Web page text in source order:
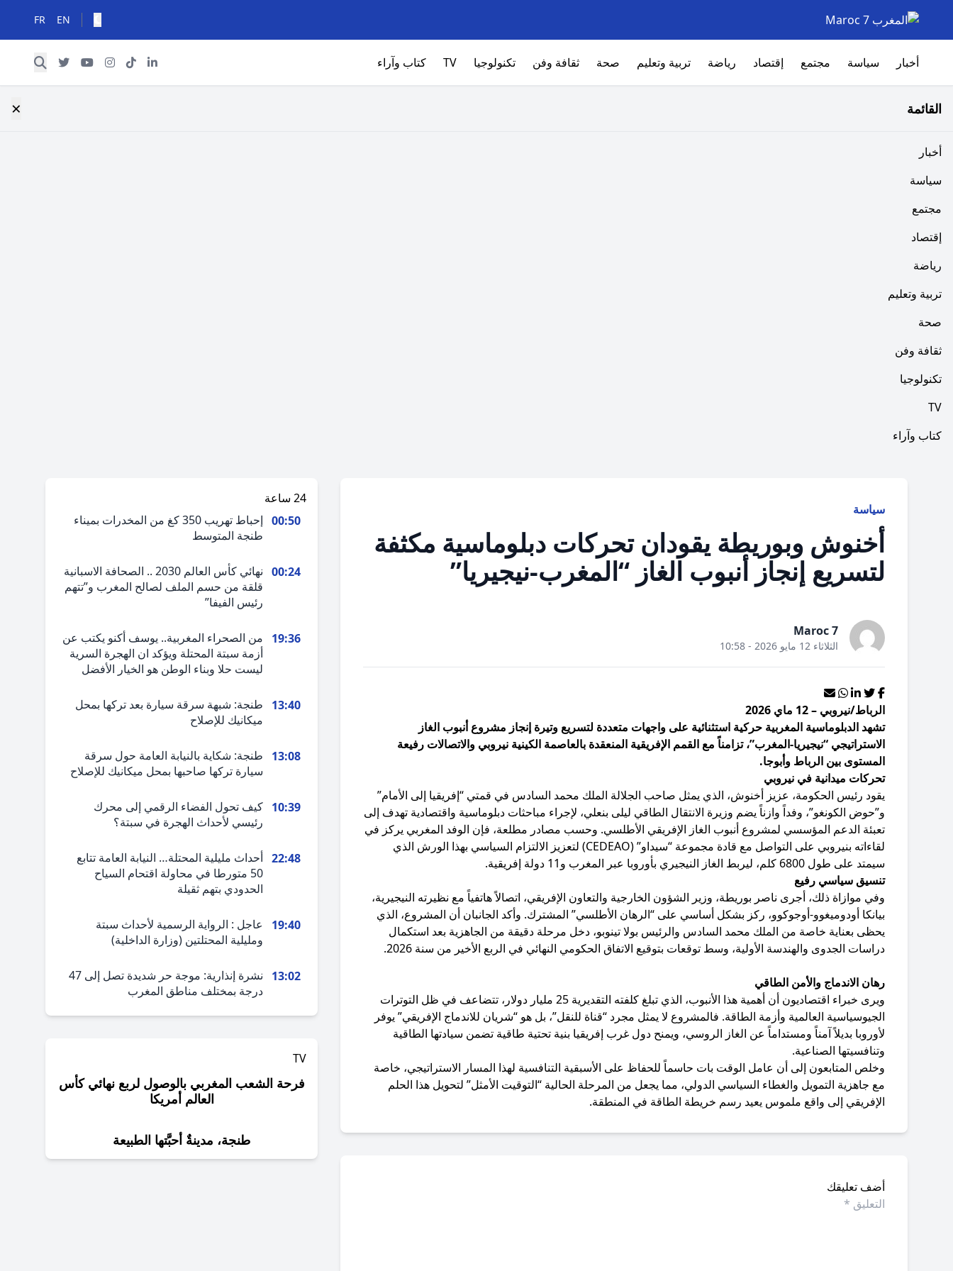
EN
FR
أخبار سياسة مجتمع إقتصاد رياضة تربية وتعليم صحة ثقافة وفن تكنولوجيا TV كتاب وآراء
القائمة ×
أخبار
سياسة
مجتمع
إقتصاد
رياضة
تربية وتعليم
صحة
ثقافة وفن
تكنولوجيا
TV
كتاب وآراء
سياسة
أخنوش وبوريطة يقودان تحركات دبلوماسية مكثفة
لتسريع إنجاز أنبوب الغاز “المغرب-نيجيريا”
Maroc 7
الثلاثاء 12 مايو 2026 - 10:58
الرباط/نيروبي – 12 ماي 2026
تشهد الدبلوماسية المغربية حركية استثنائية على واجهات متعددة لتسريع وتيرة إنجاز مشروع أنبوب الغاز
الاستراتيجي “نيجيريا-المغرب”، تزامناً مع القمم الإفريقية المنعقدة بالعاصمة الكينية نيروبي والاتصالات رفيعة
المستوى بين الرباط وأبوجا.
تحركات ميدانية في نيروبي
يقود رئيس الحكومة، عزيز أخنوش، الذي يمثل صاحب الجلالة الملك محمد السادس في قمتي “إفريقيا إلى الأمام”
و”حوض الكونغو”، وفداً وازناً يضم وزيرة الانتقال الطاقي ليلى بنعلي، لإجراء مباحثات دبلوماسية واقتصادية تهدف إلى
تعبئة الدعم المؤسسي لمشروع أنبوب الغاز الإفريقي الأطلسي. وحسب مصادر مطلعة، فإن الوفد المغربي يركز في
لقاءاته بنيروبي على التواصل مع قادة مجموعة “سيداو” (CEDEAO) لتعزيز الالتزام السياسي بهذا الورش الذي
سيمتد على طول 6800 كلم، ليربط الغاز النيجيري بأوروبا عبر المغرب و11 دولة إفريقية.
تنسيق سياسي رفيع
وفي موازاة ذلك، أجرى ناصر بوريطة، وزير الشؤون الخارجية والتعاون الإفريقي، اتصالاً هاتفياً مع نظيرته النيجيرية،
بيانكا أودوميغوو-أوجوكوو، ركز بشكل أساسي على “الرهان الأطلسي” المشترك. وأكد الجانبان أن المشروع، الذي
يحظى بعناية خاصة من الملك محمد السادس والرئيس بولا تينوبو، دخل مرحلة دقيقة من الجاهزية بعد استكمال
دراسات الجدوى والهندسة الأولية، وسط توقعات بتوقيع الاتفاق الحكومي النهائي في الربع الأخير من سنة 2026.
رهان الاندماج والأمن الطاقي
ويرى خبراء اقتصاديون أن أهمية هذا الأنبوب، الذي تبلغ كلفته التقديرية 25 مليار دولار، تتضاعف في ظل التوترات
الجيوسياسية العالمية وأزمة الطاقة. فالمشروع لا يمثل مجرد “قناة للنقل”، بل هو “شريان للاندماج الإفريقي” يوفر
لأوروبا بديلاً آمناً ومستداماً عن الغاز الروسي، ويمنح دول غرب إفريقيا بنية تحتية طاقية تضمن سيادتها الطاقية
وتنافسيتها الصناعية.
​وخلص المتابعون إلى أن عامل الوقت بات حاسماً للحفاظ على الأسبقية التنافسية لهذا المسار الاستراتيجي، خاصة
مع جاهزية التمويل والغطاء السياسي الدولي، مما يجعل من المرحلة الحالية “التوقيت الأمثل” لتحويل هذا الحلم
الإفريقي إلى واقع ملموس يعيد رسم خريطة الطاقة في المنطقة.
أضف تعليقك
24 ساعة
00:50
إحباط تهريب 350 كغ من المخدرات بميناء
طنجة المتوسط
00:24
نهائي كأس العالم 2030 .. الصحافة الاسبانية
قلقة من حسم الملف لصالح المغرب و”تتهم
رئيس الفيفا”
19:36
من الصحراء المغربية.. يوسف أكنو يكتب عن
أزمة سبتة المحتلة ويؤكد ان الهجرة السرية
ليست حلا وبناء الوطن هو الخيار الأفضل
13:40
طنجة: شبهة سرقة سيارة بعد تركها بمحل
ميكانيك للإصلاح
13:08
طنجة: شكاية بالنيابة العامة حول سرقة
سيارة تركها صاحبها بمحل ميكانيك للإصلاح
10:39 كيف تحول الفضاء الرقمي إلى محرك
رئيسي لأحداث الهجرة في سبتة؟
22:48 أحداث مليلية المحتلة… النيابة العامة تتابع
50 متورطا في محاولة اقتحام السياح
الحدودي بتهم ثقيلة
19:40
عاجل : الرواية الرسمية لأحداث سبتة
ومليلية المحتلتين (وزارة الداخلية)
13:02
نشرة إنذارية: موجة حر شديدة تصل إلى 47
درجة بمختلف مناطق المغرب
TV
فرحة الشعب المغربي بالوصول لربع نهائي كأس
العالم أمريكا
طنجة، مدينةٌ أحبَّتها الطبيعة